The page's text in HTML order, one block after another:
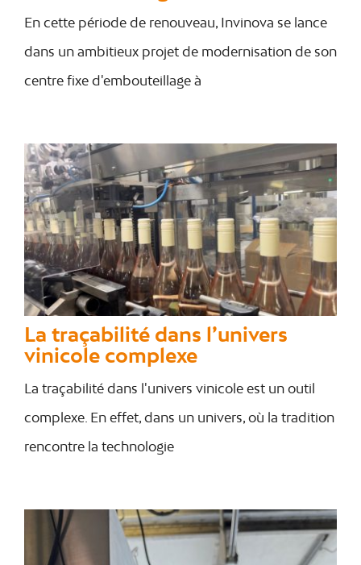
En cette période de renouveau, Invinova se lance
dans un ambitieux projet de modernisation de son
centre fixe d'embouteillage à
La traçabilité dans l’univers
vinicole complexe
La traçabilité dans l'univers vinicole est un outil
complexe. En effet, dans un univers, où la tradition
rencontre la technologie